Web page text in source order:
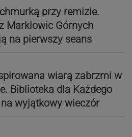
przy remizie.
Marklowic Górnych
na pierwszy seans
wiarą zabrzmi w
Biblioteka dla Każdego
wyjątkowy wieczór